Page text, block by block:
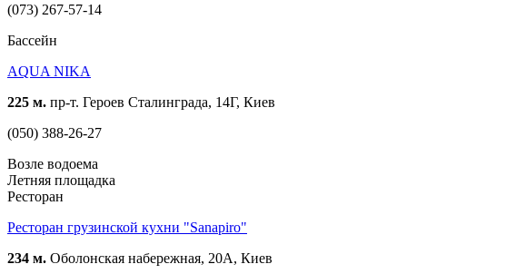
(073) 267-57-14
Бассейн
AQUA NIKA
225 м. пр-т. Героев Сталинграда, 14Г, Киев
(050) 388-26-27
Возле водоема
Летняя площадка
Ресторан
Ресторан грузинской кухни "Sanapiro"
234 м. Оболонская набережная, 20А, Киев